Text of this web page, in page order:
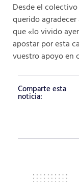
Desde el
querido
que «lo vivido
apostar por esta
vuestro apoyo en
Comparte esta
noticia: